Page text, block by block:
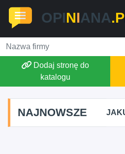
OPINIANA.P
Dodaj stronę do
katalogu
NAJNOWSZE
MARTYNA KUPIDURA KIKI